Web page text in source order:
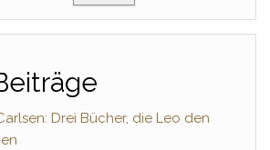
Drei Bücher, die Leo den